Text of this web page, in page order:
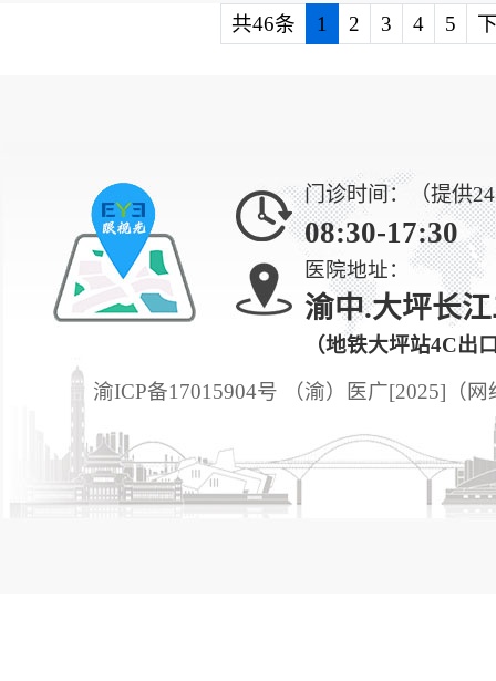
共46条 1 2 3 4 5
门诊时间：（提供
08:30-17:30
医院地址：
渝中.大坪长
（地铁大坪站4C出
渝ICP备17015904号 （渝）医广[2025]（网